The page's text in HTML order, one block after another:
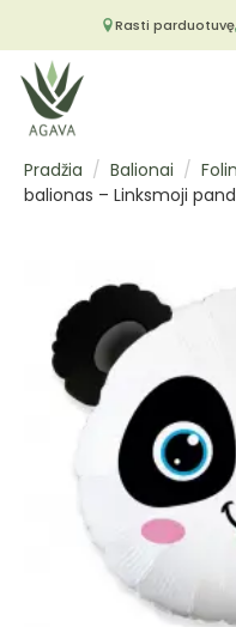
Rasti parduotuvę
Pradžia Balionai
balionas – Linksmoji